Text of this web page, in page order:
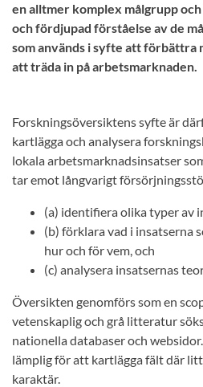
en alltmer komplex målgrupp
och fördjupad förståelse av de
som används i syfte att förbättra
att träda in på arbetsmarknaden.
Forskningsöversiktens syfte är
kartlägga och analysera
lokala arbetsmarknadsinsatser
tar emot långvarigt
(a) identifiera olika typer av
(b) förklara vad i insatserna
hur och för vem, och
(c) analysera insatsernas
Översikten genomförs som en
vetenskaplig och grå litteratur
nationella databaser och
lämplig för att kartlägga fält där
karaktär.